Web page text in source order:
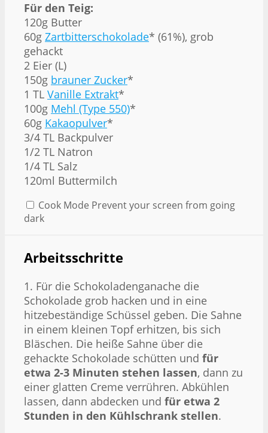
Für den Teig:
120g Butter
60g Zartbitterschokolade* (61%), grob
gehackt
2 Eier (L)
150g brauner Zucker*
1 TL Vanille Extrakt*
100g Mehl (Type 550)*
60g Kakaopulver*
3/4 TL Backpulver
1/2 TL Natron
1/4 TL Salz
120ml Buttermilch
Cook Mode Prevent your screen from going
dark
Arbeitsschritte
1. Für die Schokoladenganache die
Schokolade grob hacken und in eine
hitzebeständige Schüssel geben. Die Sahne
in einem kleinen Topf erhitzen, bis sich
Bläschen. Die heiße Sahne über die
gehackte Schokolade schütten und für
etwa 2-3 Minuten stehen lassen, dann zu
einer glatten Creme verrühren. Abkühlen
lassen, dann abdecken und für etwa 2
Stunden in den Kühlschrank stellen.